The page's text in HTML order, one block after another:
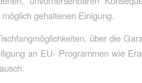
gehaltenen Einigung.
über die
an EU- Programmen wie